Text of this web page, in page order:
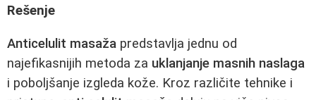
Rešenje
Anticelulit masaža predstavlja jednu od
najefikasnijih metoda za uklanjanje masnih naslaga
i poboljšanje izgleda kože. Kroz različite tehnike i